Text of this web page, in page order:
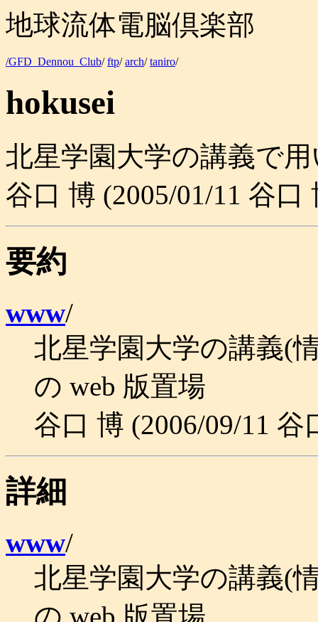
地球流体電脳倶楽部
/GFD_Dennou_Club/ftp/arch/taniro/
hokusei
北星学園大学の講義で
谷口 博 (2005/01/11 谷口
要約
www/
北星学園大学の講義(
の web 版置場
谷口 博 (2006/09/11 谷
詳細
www/
北星学園大学の講義(
の web 版置場